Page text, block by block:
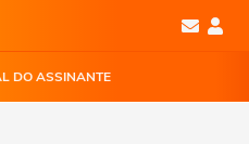
DO ASSINANTE